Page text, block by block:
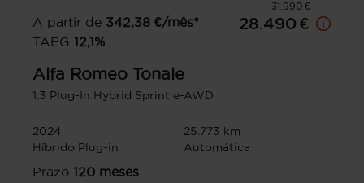
31.990 €
A partir de 342,38 €/mês*
TAEG 12,1%
28.490 €
Alfa Romeo Tonale
1.3 Plug-In Hybrid Sprint e-AWD
2024
25.773 km
Híbrido Plug-in
Automática
Prazo 120 meses